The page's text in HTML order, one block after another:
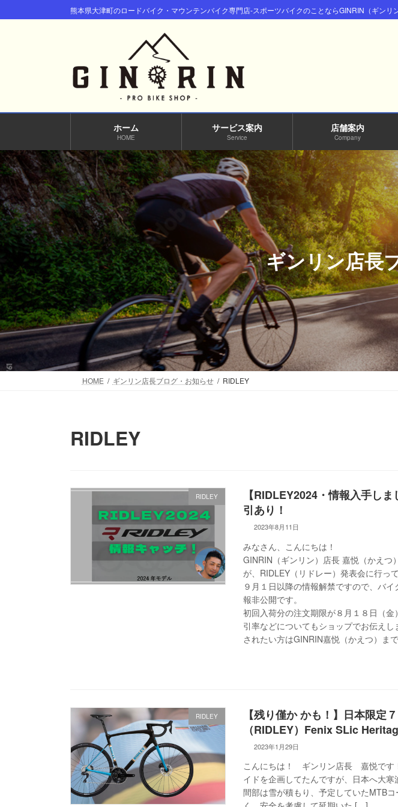
ン
ビ
熊本県大津町のロードバイク・マウンテンバイク専門店-スポーツバイクのことならGINRIN（ギンリ
ホーム
HOME
サービス案内
Service
店舗案内
Company
ギンリン店長
HOME ギンリン店長ブログ・お知らせ RIDLEY
RIDLEY
RIDLEY
【RIDLEY2024・情報入手し
引あり！
2023年8月11日
みなさん、こんにちは！
GINRIN（ギンリン）店長 嘉悦（かえつ
が、RIDLEY（リドレー）発表会に行っ
９月１日以降の情報解禁ですので、バ
報非公開です。
初回入荷分の注文期限が８月１８日（
引率などについてもショップでお伝え
されたい方はGINRIN嘉悦（かえつ）ま
RIDLEY
【残り僅か かも！】日本限
（RIDLEY）Fenix SLic
2023年1月29日
こんにちは！ ギンリン店長 嘉悦です
イドを企画してたんですが、日本へ大
間部は雪が積もり、予定していたMTB